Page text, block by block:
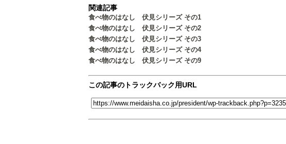
関連記事
食べ物のはなし 伏見シリーズ その1
食べ物のはなし 伏見シリーズ その2
食べ物のはなし 伏見シリーズ その3
食べ物のはなし 伏見シリーズ その4
食べ物のはなし 伏見シリーズ その9
この記事のトラックバック用URL